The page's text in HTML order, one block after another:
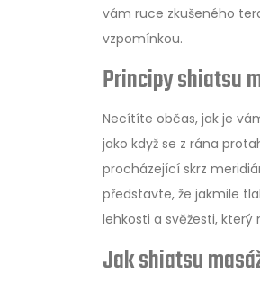
vám ruce zkušeného
vzpomínkou.
Principy shiatsu
Necítíte občas, jak je
jako když se z rána
procházející skrz
představte, že jakmile
lehkosti a svěžesti,
Jak shiatsu